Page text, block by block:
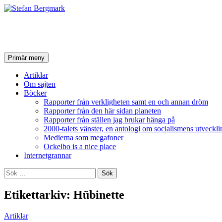
SökPrimär meny Hoppa
till
innehåll
Artiklar
Om sajten
Böcker
Rapporter från verkligheten samt en och annan dröm
Rapporter från den här sidan planeten
Rapporter från ställen jag brukar hänga på
2000-talets vänster, en antologi om socialismens
Medierna som megafoner
Ockelbo is a nice place
Internetgrannar
Sök
efter:
Etikettarkiv: Hübinette
Artiklar